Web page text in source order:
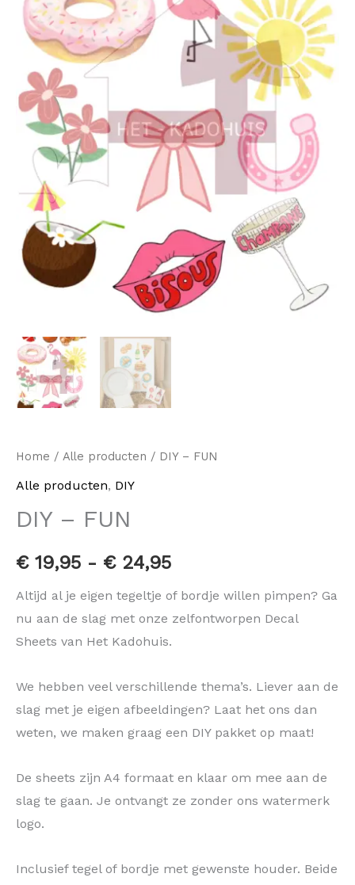
Home / Alle producten / DIY – FUN
Alle producten, DIY
DIY – FUN
€19,95 - €24,95
Altijd al je eigen tegeltje of bordje willen pimpen? Ga
nu aan de slag met onze zelfontworpen Decal
Sheets van Het Kadohuis.
We hebben veel verschillende thema’s. Liever aan de
slag met je eigen afbeeldingen? Laat het ons dan
weten, we maken graag een DIY pakket op maat!
De sheets zijn A4 formaat en klaar om mee aan de
slag te gaan. Je ontvangt ze zonder ons watermerk
logo.
Inclusief tegel of bordje met gewenste houder. Beide